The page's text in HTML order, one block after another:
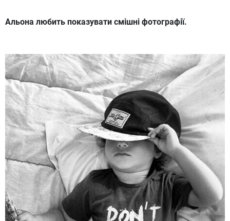
Альона любить показувати смішні фотографії.